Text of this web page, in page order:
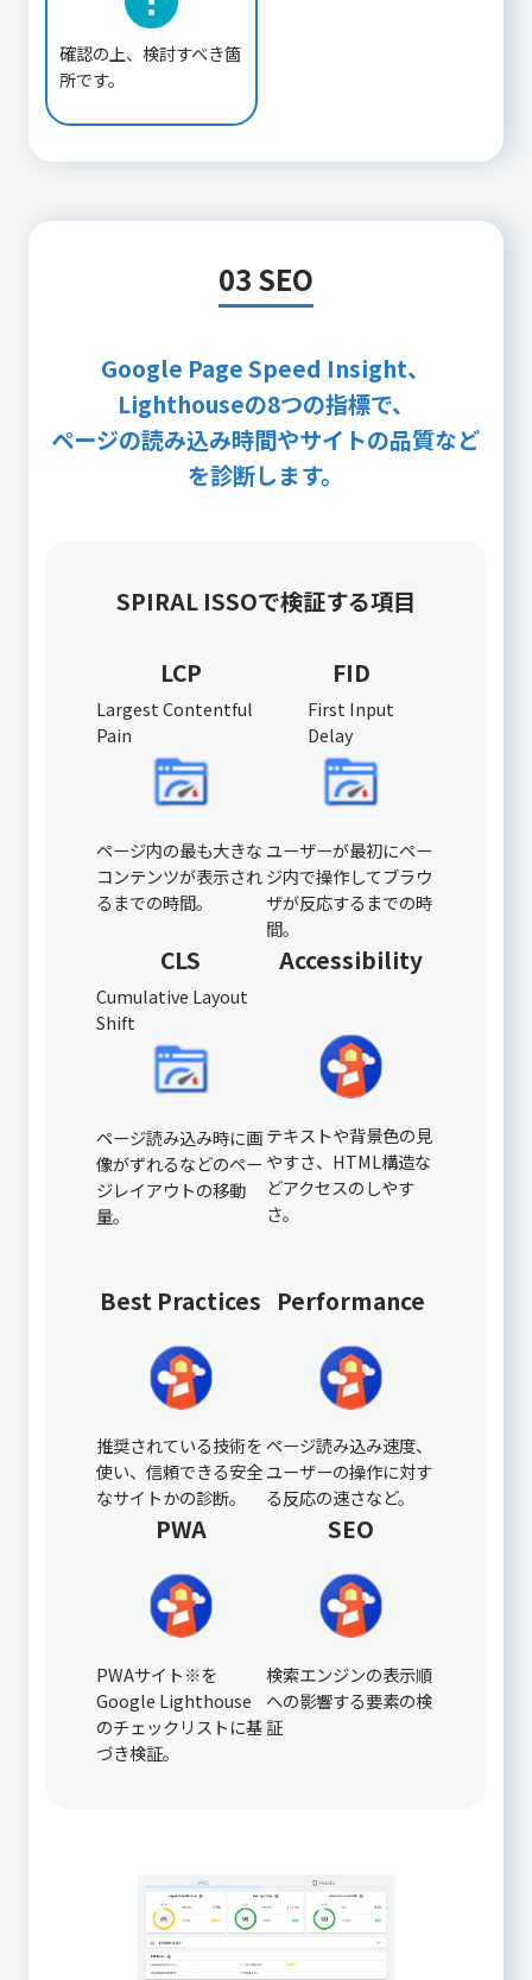
確認の上、検討すべき箇
所です。
03 SEO
Google Page Speed Insight、
Lighthouseの8つの指標で、
ページの読み込み時間やサイトの品質など
を診断します。
SPIRAL ISSOで検証する項目
LCP
Largest Contentful
Pain
ページ内の最も大きな
コンテンツが表示され
るまでの時間。
FID
First Input
Delay
ユーザーが最初にペー
ジ内で操作してブラウ
ザが反応するまでの時
間。
CLS
Cumulative Layout
Shift
ページ読み込み時に画
像がずれるなどのペー
ジレイアウトの移動
量。
Accessibility
テキストや背景色の見
やすさ、HTML構造な
どアクセスのしやす
さ。
Best Practices
推奨されている技術を
使い、信頼できる安全
なサイトかの診断。
Performance
ページ読み込み速度、
ユーザーの操作に対す
る反応の速さなど。
PWA
PWAサイト※を
Google Lighthouse
のチェックリストに基
づき検証。
SEO
検索エンジンの表示順
への影響する要素の検
証